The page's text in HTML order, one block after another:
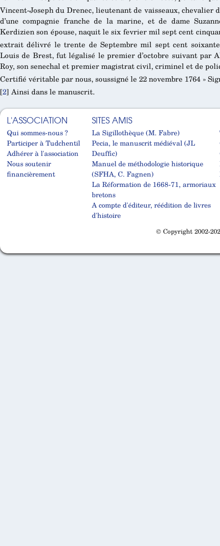
Vincent-Joseph du Drenec, lieutenant de vaisseaux, chevalier
d’une compagnie franche de la marine, et de dame
Kerdizien son épouse, naquit le six fevrier mil sept cent
extrait délivré le trente de Septembre mil sept cent
Louis de Brest, fut légalisé le premier d’octobre suivant par
Roy, son senechal et premier magistrat civil, criminel et de
Certifié véritable par nous, soussigné le 22 novembre 1764 »
[2] Ainsi dans le manuscrit.
L'ASSOCIATION
Qui sommes-nous ?
Participer à Tudchentil
Adhérer à l'association
Nous soutenir
financièrement
SITES AMIS
La Sigillothèque (M. Fabre)
Pecia, le manuscrit médiéval (JL
Deuffic)
Manuel de méthodologie historique
(SFHA, C. Fagnen)
La Réformation de 1668-71, armoriaux
bretons
A compte d'éditeur, réédition de livres
d'histoire
© Copyright 2002-